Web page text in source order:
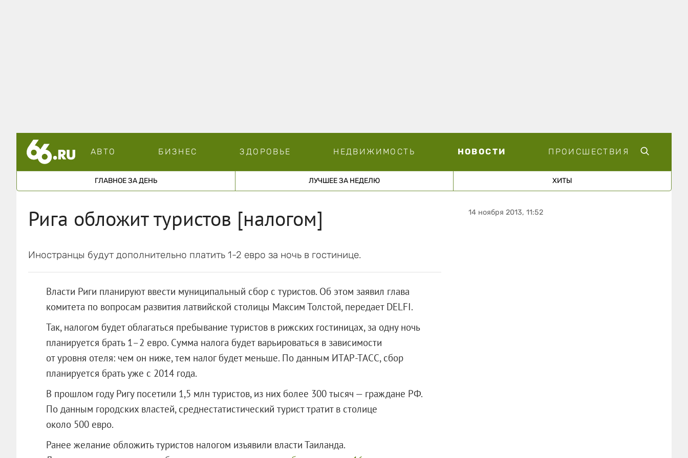
АВТО БИЗНЕС ЗДОРОВЬЕ НЕДВИЖИМОСТЬ НОВОСТИ ПРОИСШЕСТВИЯ
ГЛАВНОЕ ЗА ДЕНЬ ЛУЧШЕЕ ЗА НЕДЕЛЮ ХИТЫ
Рига обложит туристов [налогом]
Иностранцы будут дополнительно платить 1-2 евро за ночь в гостинице.
Власти Риги планируют ввести муниципальный сбор с туристов. Об этом заявил глава
комитета по вопросам развития латвийской столицы Максим Толстой, передает DELFI.
Так, налогом будет облагаться пребывание туристов в рижских гостиницах, за одну ночь
планируется брать 1–2 евро. Сумма налога будет варьироваться в зависимости
от уровня отеля: чем он ниже, тем налог будет меньше. По данным ИТАР-ТАСС, сбор
планируется брать уже с 2014 года.
В прошлом году Ригу посетили 1,5 млн туристов, из них более 300 тысяч — граждане РФ.
По данным городских властей, среднестатистический турист тратит в столице
около 500 евро.
Ранее желание обложить туристов налогом изъявили власти Таиланда.
14 ноября 2013, 11:52